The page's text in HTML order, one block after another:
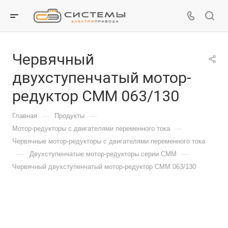
Червячный
двухступенчатый мотор-
редуктор СММ 063/130
Главная — Продукты —
Мотор-редукторы с двигателями переменного тока —
Червячные мотор-редукторы с двигателями переменного тока
— Двухступенчатые мотор-редукторы серии CMM —
Червячный двухступенчатый мотор-редуктор СММ 063/130